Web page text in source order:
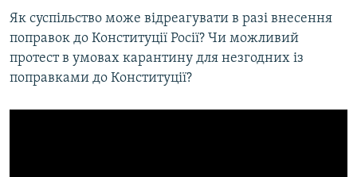
Як суспільство може відреагувати в разі внесення
поправок до Конституції Росії? Чи можливий
протест в умовах карантину для незгодних із
поправками до Конституції?